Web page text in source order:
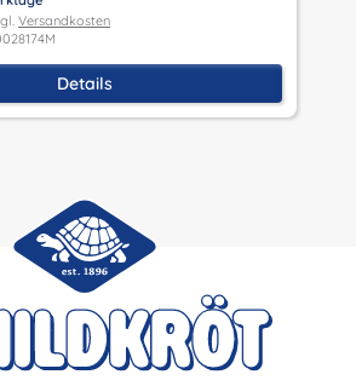
Versandkosten
Details